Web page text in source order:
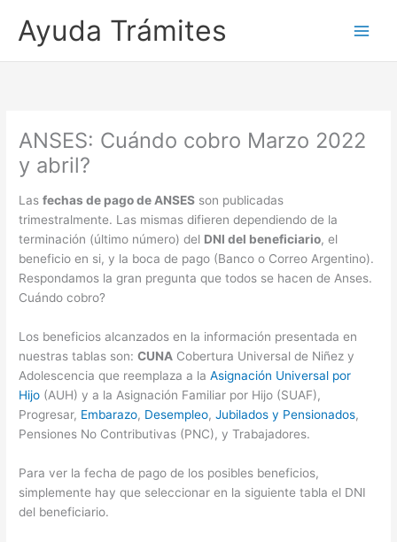
Ayuda Trámites
ANSES: Cuándo cobro Marzo 2022
y abril?
Lasfechas de pago de ANSES son publicadas
trimestralmente. Las mismas difieren dependiendo de la
terminación (último número) del DNI del beneficiario, el
beneficio en si, y la boca de pago (Banco o Correo Argentino).
Respondamos la gran pregunta que todos se hacen de Anses.
Cuándo cobro?
Los beneficios alcanzados en la información presentada en
nuestras tablas son:CUNA Cobertura Universal de Niñez y
Adolescencia que reemplaza a laAsignación Universal por
Hijo (AUH) y a la Asignación Familiar por Hijo (SUAF),
Progresar, Embarazo, Desempleo,Jubilados y Pensionados,
Pensiones No Contributivas (PNC), y Trabajadores.
Para ver la fecha de pago de los posibles beneficios,
simplemente hay que seleccionar en la siguiente tabla el DNI
del beneficiario.